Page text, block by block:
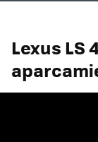
Lexus LS